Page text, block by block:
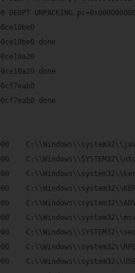
UNPACKING
done
done
done